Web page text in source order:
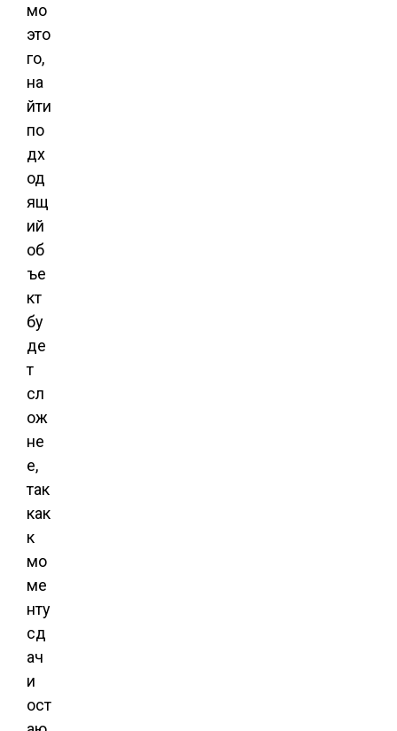
мо
это
го,
на
йти
по
дх
од
ящ
ий
об
ъе
кт
бу
де
т
сл
ож
не
е,
так
как
к
мо
ме
нту
сд
ач
и
ост